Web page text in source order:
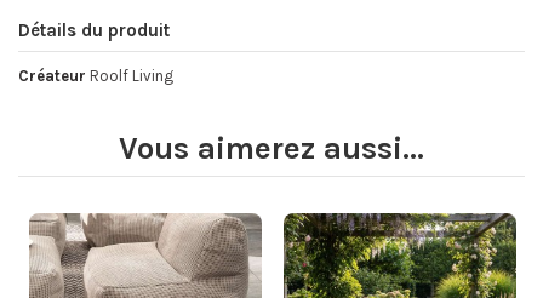
Détails du produit
Créateur Roolf Living
Vous aimerez aussi...